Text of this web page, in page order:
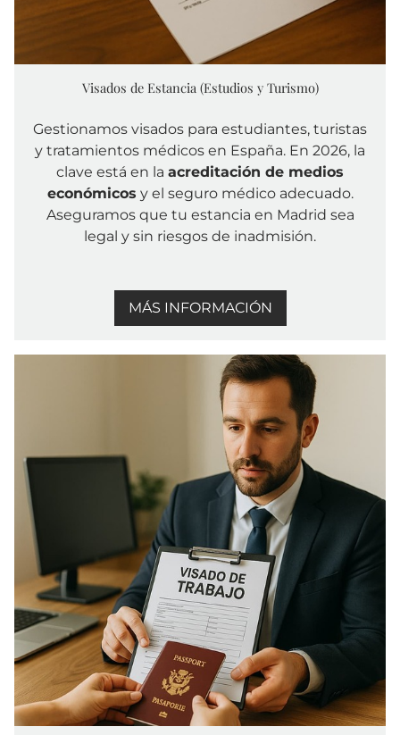
Visados de Estancia (Estudios y Turismo)
Gestionamos visados para estudiantes, turistas
y tratamientos médicos en España. En 2026, la
clave está en la acreditación de medios
económicos y el seguro médico adecuado.
Aseguramos que tu estancia en Madrid sea
legal y sin riesgos de inadmisión.
MÁS INFORMACIÓN